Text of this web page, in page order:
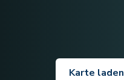
Karte laden